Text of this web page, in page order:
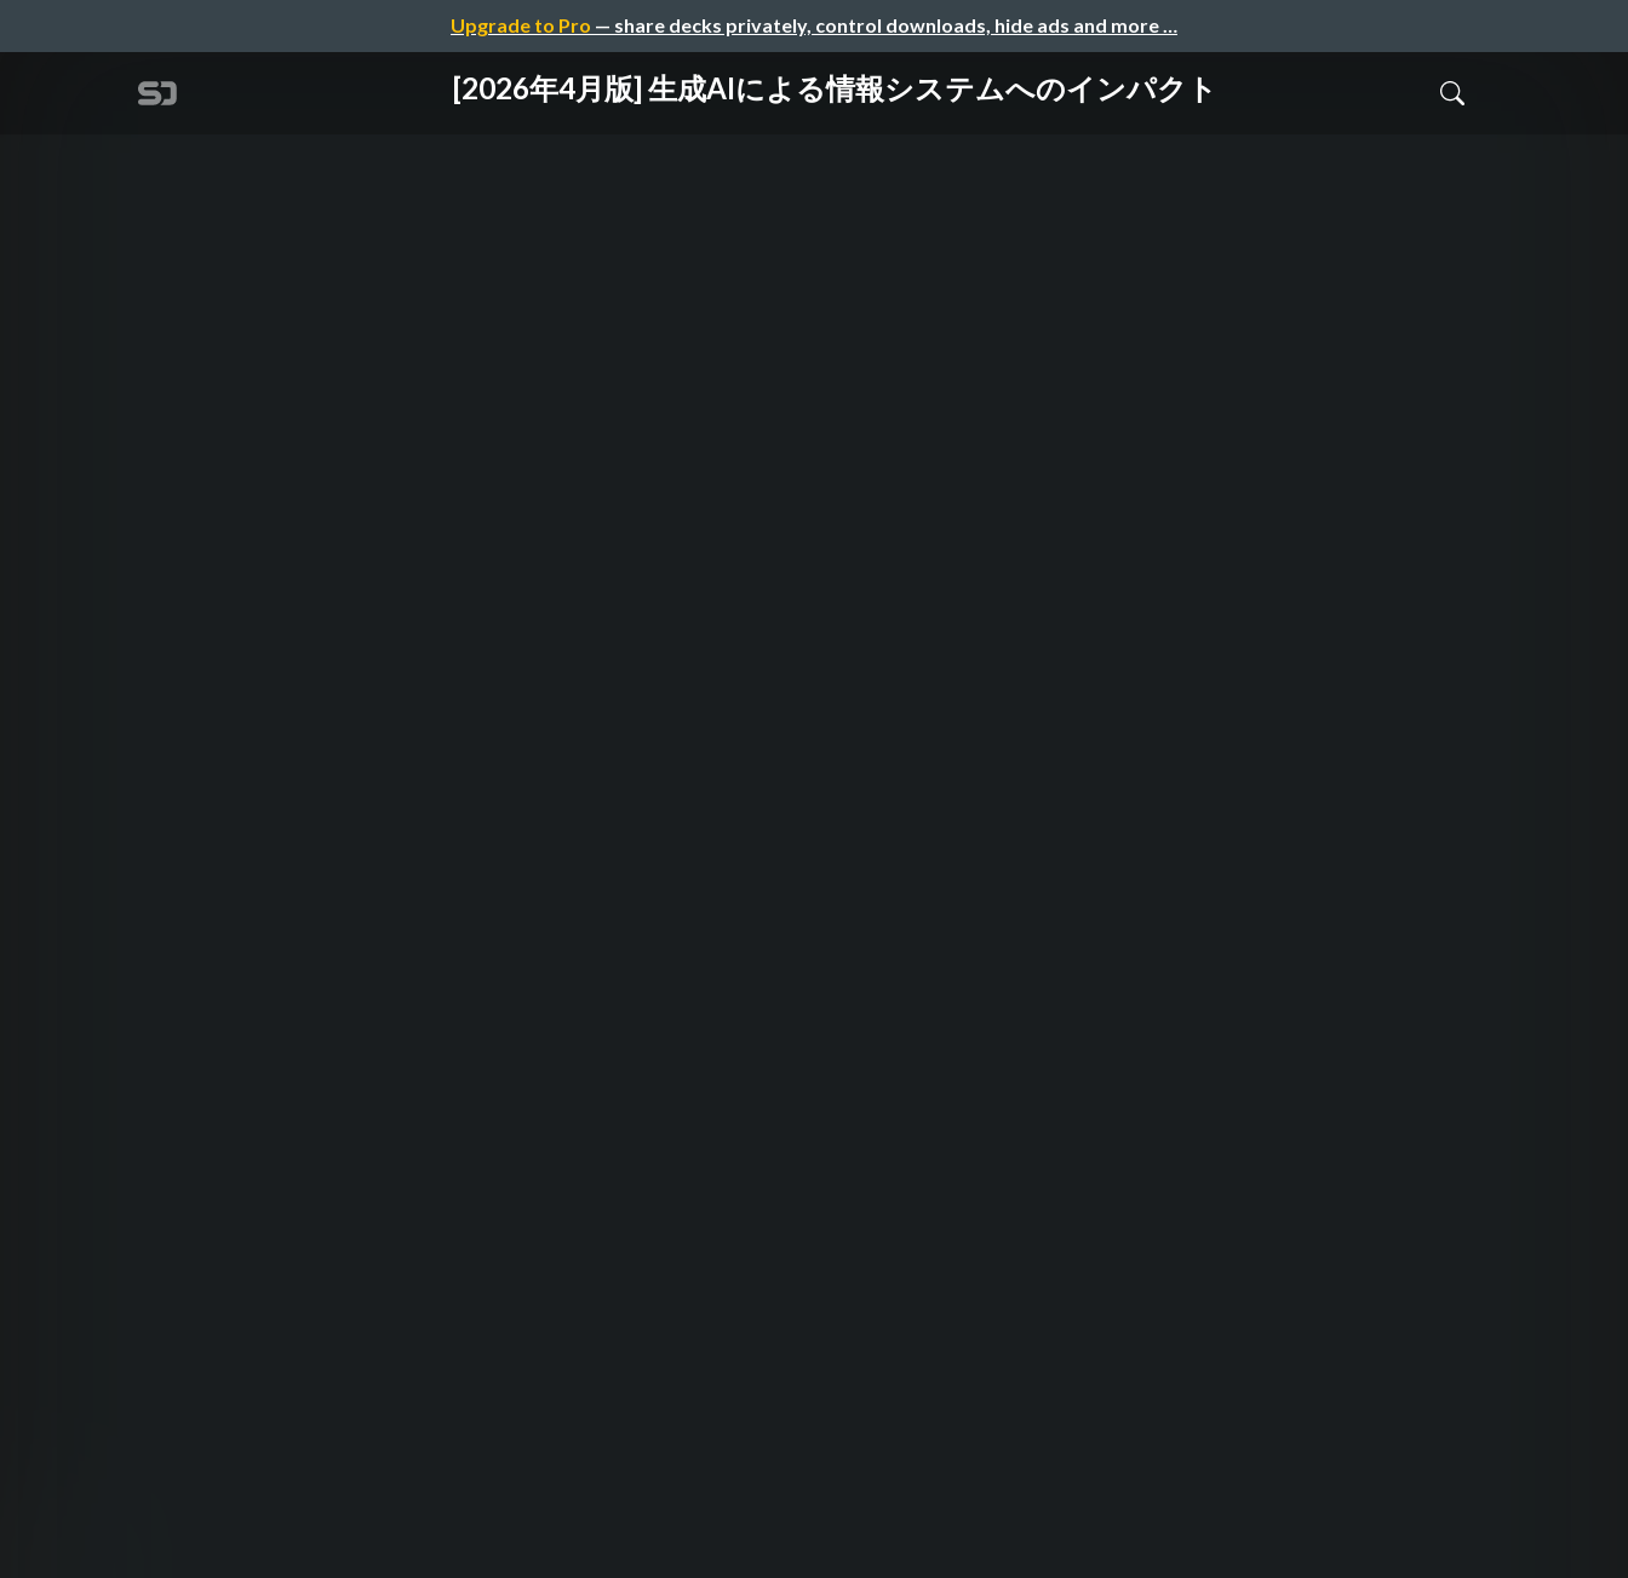
Upgrade to Pro — share decks privately, control downloads, hide ads and more …
[2026年4月版] 生成AIによる情報システムへのインパクト